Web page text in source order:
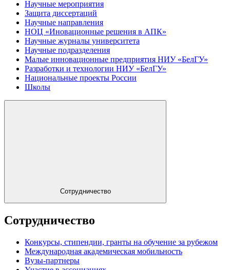
Научные мероприятия
Защита диссертаций
Научные направления
НОЦ «Иновационные решения в АПК»
Научные журналы университета
Научные подразделения
Малые инновационные предприятия НИУ «БелГУ»
Разработки и технологии НИУ «БелГУ»
Национальные проекты России
Школы
Сотрудничество
Сотрудничество
Конкурсы, стипендии, гранты на обучение за рубежом
Международная академическая мобильность
Вузы-партнеры